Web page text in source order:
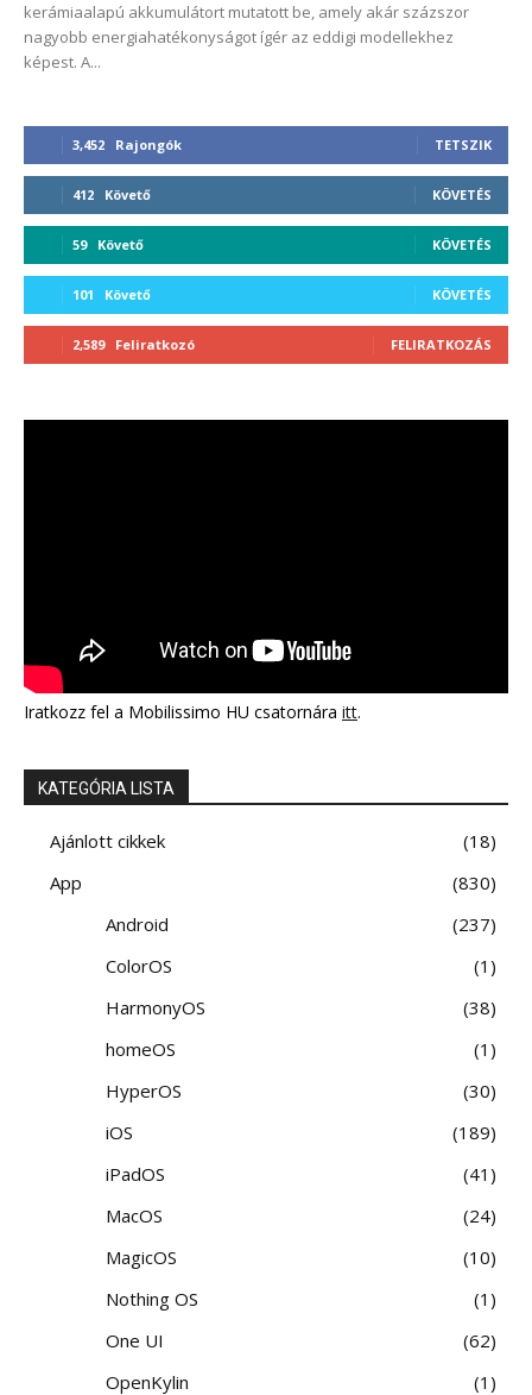
kerámiaalapú akkumulátort mutatott be, amely akár százszor
nagyobb energiahatékonyságot ígér az eddigi modellekhez
képest. A...
3,452 Rajongók TETSZIK
412 Követő KÖVETÉS
59 Követő KÖVETÉS
101 Követő KÖVETÉS
2,589 Feliratkozó FELIRATKOZÁS
Iratkozz fel a Mobilissimo HU csatornára itt.
KATEGÓRIA LISTA
Ajánlott cikkek
18
App
830
Android
237
ColorOS
1
HarmonyOS
38
homeOS
1
HyperOS
30
iOS
189
iPadOS
41
MacOS
24
MagicOS
10
Nothing OS
1
One UI
62
OpenKylin
1